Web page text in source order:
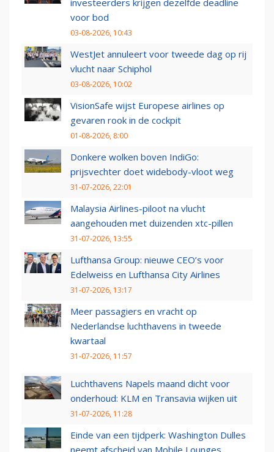
investeerders krijgen dezelfde deadline
voor bod
03-08-2026, 10:43
WestJet annuleert voor tweede dag op rij
vlucht naar Schiphol
03-08-2026, 10:02
VisionSafe wijst Europese airlines op
gevaren rook in de cockpit
01-08-2026, 8:00
Donkere wolken boven IndiGo:
prijsvechter doet widebody-vloot weg
31-07-2026, 22:01
Malaysia Airlines-piloot na vlucht
aangehouden met duizenden xtc-pillen
31-07-2026, 13:55
Lufthansa Group: nieuwe CEO’s voor
Edelweiss en Lufthansa City Airlines
31-07-2026, 13:17
Meer passagiers en vracht op
Nederlandse luchthavens in tweede
kwartaal
31-07-2026, 11:57
Luchthavens Napels maand dicht voor
onderhoud: KLM en Transavia wijken uit
31-07-2026, 11:28
Einde van een tijdperk: Washington Dulles